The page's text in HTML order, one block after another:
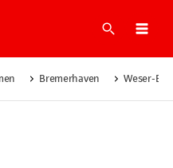
Suche
Bremerhaven Weser-